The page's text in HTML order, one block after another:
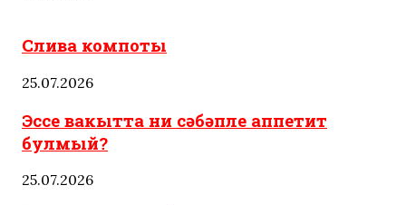
Слива компоты
25.07.2026
Эссе вакытта ни сәбәпле аппетит
булмый?
25.07.2026